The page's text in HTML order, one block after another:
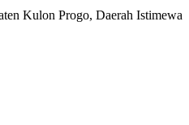
Kulon Progo, Daerah Istimewa